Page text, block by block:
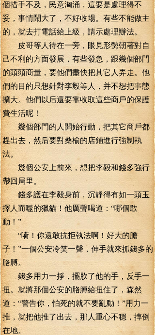
個措手不及，民意洶涌，這要是處理得不
妥，事情鬧大了，不好收場。有些不能做主
的，就去打電話給上級，請示處理辦法。
皮哥等人待在一旁，眼見形勢朝著對自
己不利的方面發展，有些發急，跟幾個部門
的頭頭商量，要他們盡快把其它人弄走。他
們的目的只想針對李毅等人，并不想把事態
擴大。他們以后還要靠收取這些商戶的保護
費生活呢！
幾個部門的人開始行動，把其它商戶都
趕出去，然后要對桑榆的店鋪進行強制執
法。
幾個公安上前來，想把李毅和錢多強行
帶回局里。
錢多護在李毅身前，沉靜得有如一頭玉
擇人而噬的獵貓！他厲聲喝道：“哪個敢
動！”
“嗬！你還敢抗拒執法啊！好大的膽
子！”一個公安冷笑一聲，伸手就來抓錢多的
胳膊。
錢多用力一掙，擺肷了他的手，反手一
扭。就將那個公安的胳膊給扭住了，森然
道：“警告你，怕死的就不要亂動！”用力一
推，就把他推了出去，那人重心不穩，摔倒
在地。